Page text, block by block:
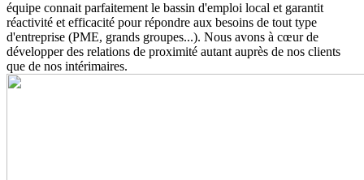
équipe connait parfaitement le bassin d'emploi local et garantit
réactivité et efficacité pour répondre aux besoins de tout type
d'entreprise (PME, grands groupes...). Nous avons à cœur de
développer des relations de proximité autant auprès de nos clients
que de nos intérimaires.